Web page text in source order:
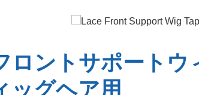
ロントサポート
ッグヘア用